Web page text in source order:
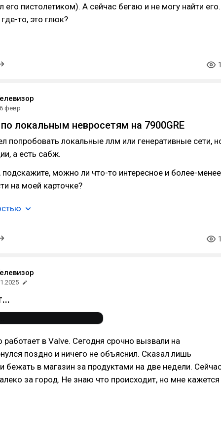
его пистолетиком). А сейчас бегаю и не могу найти его.
то, это глюк?
февр
локальным невросетям на 7900GRE
попробовать локальные ллм или генеративные сети,
а есть сабж.
можно ли что-то интересное и более-менее
на моей карточке?
работает в Valve. Сегодня срочно вызвали на
поздно и ничего не объяснил. Сказал лишь
бежать в магазин за продуктами на две недели.
за город. Не знаю что происходит, но мне кажется